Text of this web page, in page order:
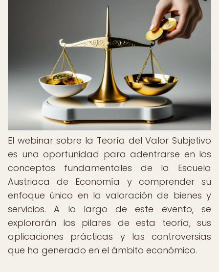
El webinar sobre la Teoría del Valor Subjetivo
es una oportunidad para adentrarse en los
conceptos fundamentales de la Escuela
Austriaca de Economía y comprender su
enfoque único en la valoración de bienes y
servicios. A lo largo de este evento, se
explorarán los pilares de esta teoría, sus
aplicaciones prácticas y las controversias
que ha generado en el ámbito económico.